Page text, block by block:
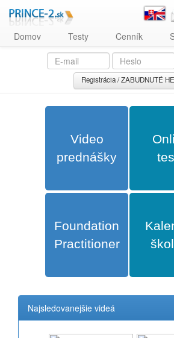
Domov Testy Cenník
Registrácia / ZABUDNUTÉ
Video
prednášky
Foundation
Practitioner
Najsledovanejšie videá